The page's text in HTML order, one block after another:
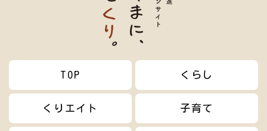
TOP くらし
くりエイト 子育て